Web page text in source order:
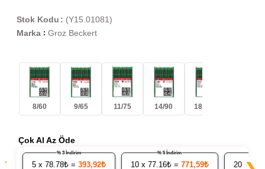
(Y15.01081)
Stok Kodu
Marka : Groz Beckert
8/60 9/65 11/75 14/90 18/110
Çok Al Az Öde
5x 78.78₺ = 393,92₺
% 3 İndirim
10x 77.16₺ = 771,59₺
% 5 İndirim
20x